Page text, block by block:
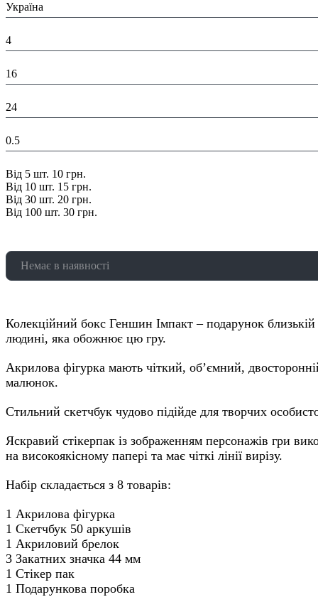
Україна
4
16
24
0.5
Від 5 шт. 10 грн.
Від 10 шт. 15 грн.
Від 30 шт. 20 грн.
Від 100 шт. 30 грн.
Немає в наявності
Колекційний бокс Геншин Імпакт – подарунок близькій
людині, яка обожнює цю гру.
Акрилова фігурка мають чіткий, об’ємний,
малюнок.
Стильний скетчбук чудово підійде для творчих
Яскравий стікерпак із зображенням персонажів гри
на високоякісному папері та має чіткі лінії вирізу.
Набір складається з 8 товарів:
1 Акрилова фігурка
1 Скетчбук 50 аркушів
1 Акриловий брелок
3 Закатних значка 44 мм
1 Стікер пак
1 Подарункова поробка